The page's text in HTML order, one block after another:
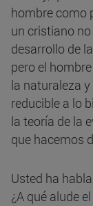
hombre como
un cristiano
desarrollo de
pero el
la naturaleza
reducible a lo
la teoría de la
que hacemos
Usted ha
¿A qué alude